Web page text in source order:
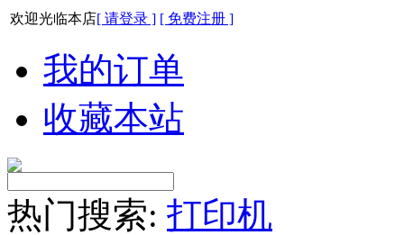
欢迎光临本店[ 请登录 ] [ 免费注册 ]
我的订单
收藏本站
热门搜索: 打印机